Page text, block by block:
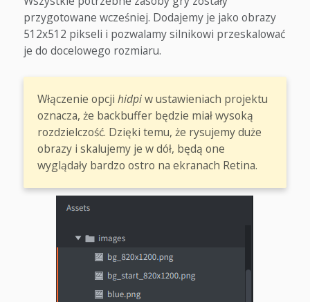
przygotowane wcześniej. Dodajemy je jako obrazy
512x512 pikseli i pozwalamy silnikowi przeskalować
je do docelowego rozmiaru.
Włączenie opcjihidpiw ustawieniach projektu
oznacza, że backbuffer będzie miał wysoką
rozdzielczość. Dzięki temu, że rysujemy duże
obrazy i skalujemy je w dół, będą one
wyglądały bardzo ostro na ekranach Retina.